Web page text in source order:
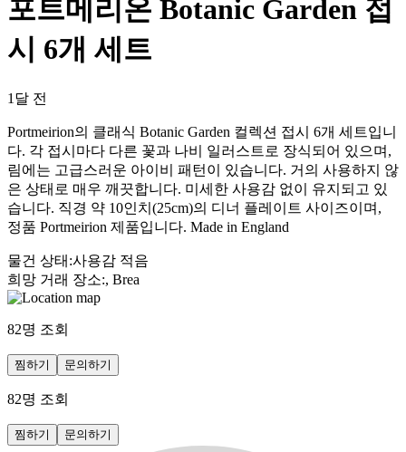
포트메리온 Botanic Garden 접
시 6개 세트
1달 전
Portmeirion의 클래식 Botanic Garden 컬렉션 접시 6개 세트입니
다. 각 접시마다 다른 꽃과 나비 일러스트로 장식되어 있으며,
림에는 고급스러운 아이비 패턴이 있습니다. 거의 사용하지 않
은 상태로 매우 깨끗합니다. 미세한 사용감 없이 유지되고 있
습니다. 직경 약 10인치(25cm)의 디너 플레이트 사이즈이며,
정품 Portmeirion 제품입니다. Made in England
물건 상태 :사용감 적음
희망 거래 장소:, Brea
82명 조회
찜하기 문의하기
82명 조회
찜하기 문의하기